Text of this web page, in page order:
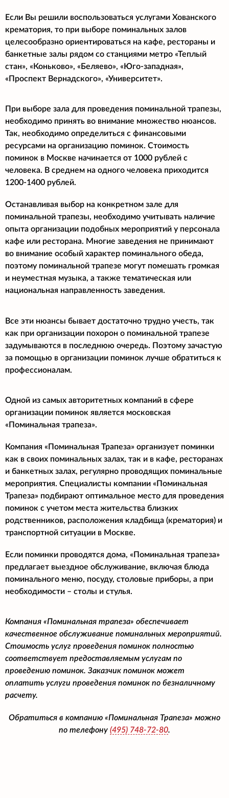
Если Вы решили воспользоваться услугами Хованского
крематория, то при выборе поминальных залов
целесообразно ориентироваться на кафе, рестораны и
банкетные залы рядом со станциями метро «Теплый
стан», «Коньково», «Беляево», «Юго-западная»,
«Проспект Вернадского», «Университет».
При выборе зала для проведения поминальной трапезы,
необходимо принять во внимание множество нюансов.
Так, необходимо определиться с финансовыми
ресурсами на организацию поминок. Стоимость
поминок в Москве начинается от 1000 рублей с
человека. В среднем на одного человека приходится
1200-1400 рублей.
Останавливая выбор на конкретном зале для
поминальной трапезы, необходимо учитывать наличие
опыта организации подобных мероприятий у персонала
кафе или ресторана. Многие заведения не принимают
во внимание особый характер поминального обеда,
поэтому поминальной трапезе могут помешать громкая
и неуместная музыка, а также тематическая или
национальная направленность заведения.
Все эти нюансы бывает достаточно трудно учесть, так
как при организации похорон о поминальной трапезе
задумываются в последнюю очередь. Поэтому зачастую
за помощью в организации поминок лучше обратиться к
профессионалам.
Одной из самых авторитетных компаний в сфере
организации поминок является московская
«Поминальная трапеза».
Компания «Поминальная Трапеза» организует поминки
как в своих поминальных залах, так и в кафе, ресторанах
и банкетных залах, регулярно проводящих поминальные
мероприятия. Специалисты компании «Поминальная
Трапеза» подбирают оптимальное место для проведения
поминок с учетом места жительства близких
родственников, расположения кладбища (крематория) и
транспортной ситуации в Москве.
Если поминки проводятся дома, «Поминальная трапеза»
предлагает выездное обслуживание, включая блюда
поминального меню, посуду, столовые приборы, а при
необходимости – столы и стулья.
Компания «Поминальная трапеза» обеспечивает
качественное обслуживание поминальных мероприятий.
Стоимость услуг проведения поминок полностью
соответствует предоставляемым услугам по
проведению поминок. Заказчик поминок может
оплатить услуги проведения поминок по безналичному
расчету.
Обратиться в компанию «Поминальная Трапеза» можно
по телефону (495) 748-72-80.